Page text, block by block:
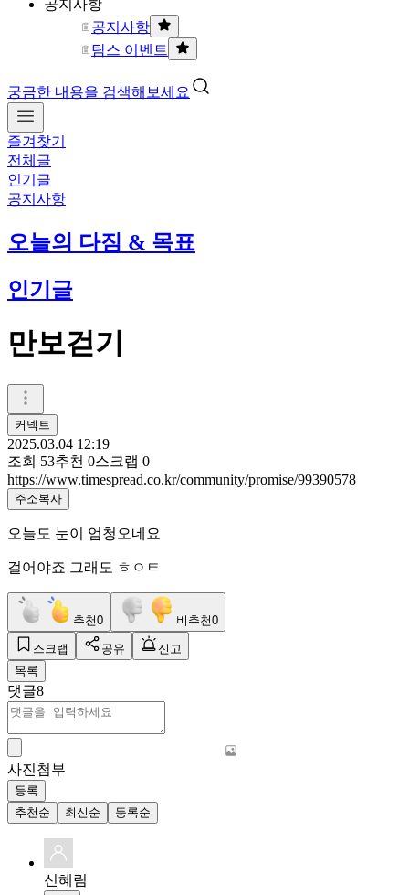
공지사항
공지사항
탐스 이벤트
궁금한 내용을 검색해보세요
즐겨찾기
전체글
인기글
공지사항
오늘의 다짐 & 목표
인기글
만보걷기
커넥트
2025.03.04 12:19
조회 53추천 0스크랩 0
https://www.timespread.co.kr/community/promise/99390578
주소복사
오늘도 눈이 엄청오네요
걸어야죠 그래도 ㅎㅇㅌ
추천0 비추천0
스크랩 공유
신고
목록
댓글8
사진첨부
등록
추천순
최신순 등록순
신혜림